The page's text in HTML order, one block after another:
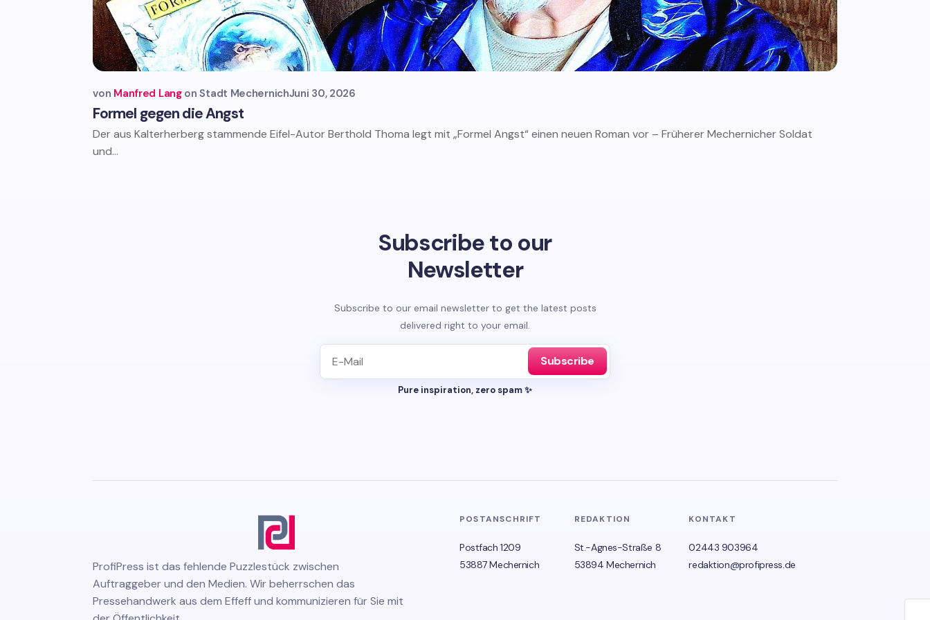
Formel gegen die Angst
von Manfred Lang Stadt MechernichJuni 30, 2026
Der aus Kalterherberg stammende Eifel-Autor Berthold Thoma legt mit „Formel Angst“ einen neuen Roman vor – Früherer Mechernicher Soldat
und...
Subscribe to our
Newsletter
Subscribe to our email newsletter to get the latest posts
delivered right to your email.
Subscribe
Pure inspiration, zero spam ✨
ProfiPress ist das fehlende Puzzlestück zwischen
Auftraggeber und den Medien. Wir beherrschen das
Pressehandwerk aus dem Effeff und kommunizieren für Sie mit
POSTANSCHRIFT
Postfach 1209
53887 Mechernich
REDAKTION
St.-Agnes-Straße 8
53894 Mechernich
KONTAKT
02443 903964
redaktion@profipress.de